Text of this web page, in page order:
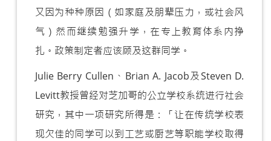
又因为种种原因（如家庭及朋辈压力，或社会风
气）然而继续勉强升学，在专上教育体系内挣
扎。政策制定者应该顾及这群同学。
Julie Berry Cullen、Brian A. Jacob及Steven D.
Levitt教授曾经对芝加哥的公立学校系统进行社会
研究，其中一项研究所得是：「让在传统学校表
现欠佳的同学可以到工艺或厨艺等职能学校取得